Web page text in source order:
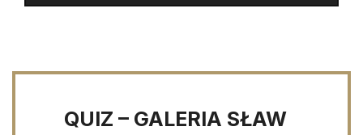
QUIZ – GALERIA SŁAW